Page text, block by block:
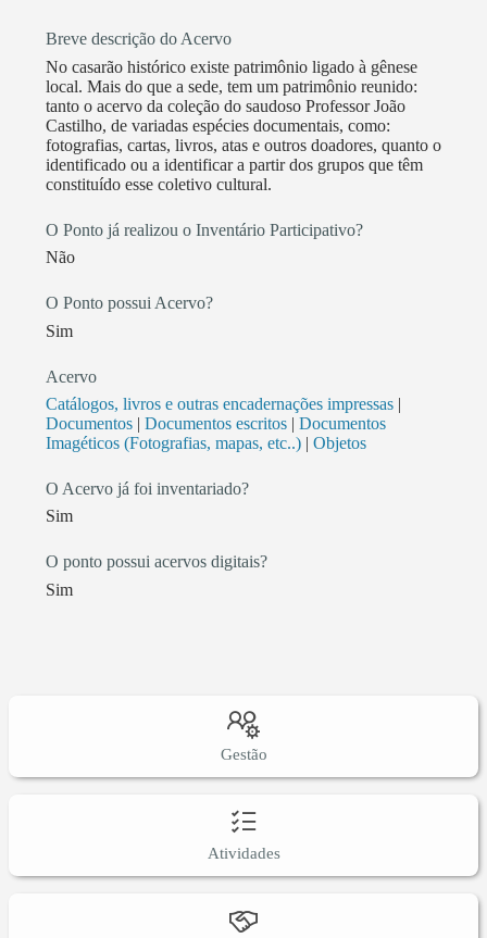
Breve descrição do Acervo
No casarão histórico existe patrimônio ligado à gênese
local. Mais do que a sede, tem um patrimônio reunido:
tanto o acervo da coleção do saudoso Professor João
Castilho, de variadas espécies documentais, como:
fotografias, cartas, livros, atas e outros doadores, quanto o
identificado ou a identificar a partir dos grupos que têm
constituído esse coletivo cultural.
O Ponto já realizou o Inventário Participativo?
Não
O Ponto possui Acervo?
Sim
Acervo
Catálogos, livros e outras encadernações impressas |
Documentos | Documentos escritos | Documentos
Imagéticos (Fotografias, mapas, etc..) | Objetos
O Acervo já foi inventariado?
Sim
O ponto possui acervos digitais?
Sim
Gestão
Atividades